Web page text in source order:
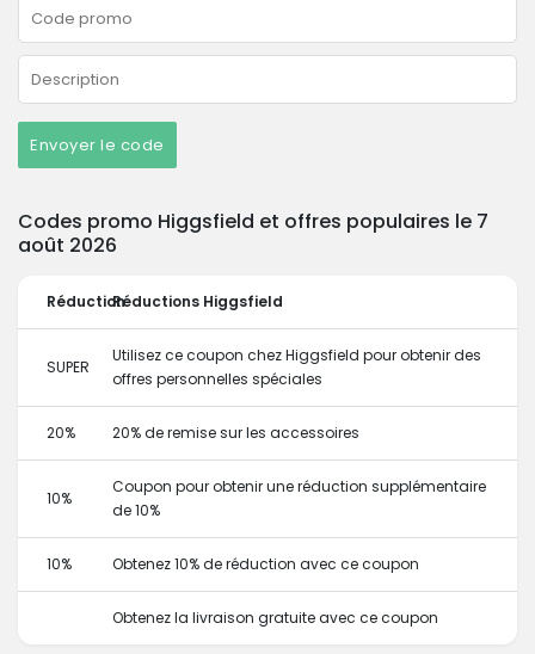
Envoyer le code
Codes promo Higgsfield et offres populaires le 7
août 2026
RéductionRéductions Higgsfield
SUPER
Utilisez ce coupon chez Higgsfield pour obtenir des
offres personnelles spéciales
20% 20% de remise sur les accessoires
10%
Coupon pour obtenir une réduction supplémentaire
de 10%
10% Obtenez 10% de réduction avec ce coupon
Obtenez la livraison gratuite avec ce coupon